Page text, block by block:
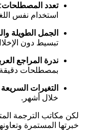
تعدد المصطلحات
استخدام نفس
الجمل الطويلة
تبسيط دون
ندرة المراجع
بمصطلحات دقيقة
التغيرات
خلال أشهر.
لكن مكاتب الترجمة
خبرتها المستمرة